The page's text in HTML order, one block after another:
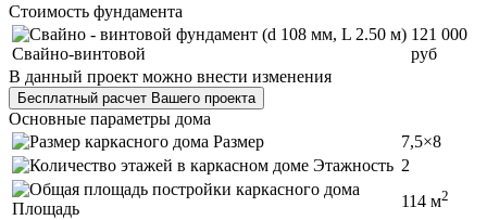
Стоимость фундамента
Свайно-винтовой
121 000
руб
В данный проект можно внести изменения
Бесплатный расчет Вашего проекта
Основные параметры дома
Размер
7,5×8
Этажность 2
Площадь 114 м2